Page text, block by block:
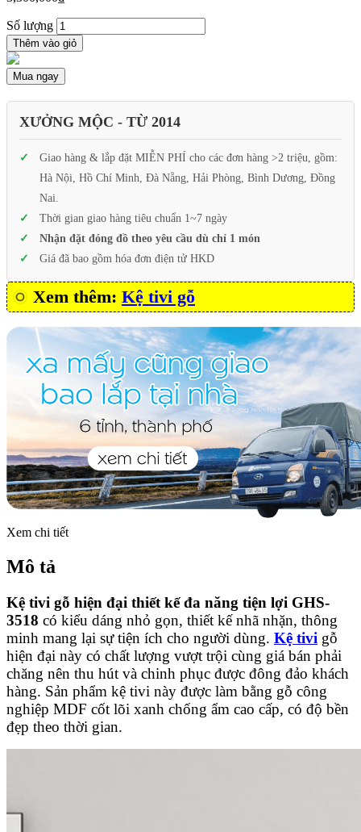
Số lượng
Thêm vào giỏ
Mua ngay
XƯỞNG MỘC - TỪ 2014
Giao hàng & lắp đặt MIỄN PHÍ cho các đơn hàng >2 triệu, gồm:
Hà Nội, Hồ Chí Minh, Đà Nẵng, Hải Phòng, Bình Dương, Đồng
Nai.
Thời gian giao hàng tiêu chuẩn 1~7 ngày
Nhận đặt đóng đồ theo yêu cầu dù chỉ 1 món
Giá đã bao gồm hóa đơn điện tử HKD
Xem thêm: Kệ tivi gỗ
Xem chi tiết
Mô tả
Kệ tivi gỗ hiện đại thiết kế đa năng tiện lợi GHS-
3518 có kiểu dáng nhỏ gọn, thiết kế nhã nhặn, thông
minh mang lại sự tiện ích cho người dùng. Kệ tivi gỗ
hiện đại này có chất lượng vượt trội cùng giá bán phải
chăng nên thu hút và chinh phục được đông đảo khách
hàng. Sản phẩm kệ tivi này được làm bằng gỗ công
nghiệp MDF cốt lõi xanh chống ẩm cao cấp, có độ bền
đẹp theo thời gian.